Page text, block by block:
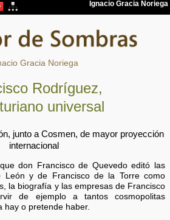
Gracia Noriega
Rodríguez,
universal
junto a Cosmen, de mayor proyección
internacional
don Francisco de Quevedo editó las
León y de Francisco de la Torre como
la biografía y las empresas de Francisco
de ejemplo a tantos cosmopolitas
hay o pretende haber.